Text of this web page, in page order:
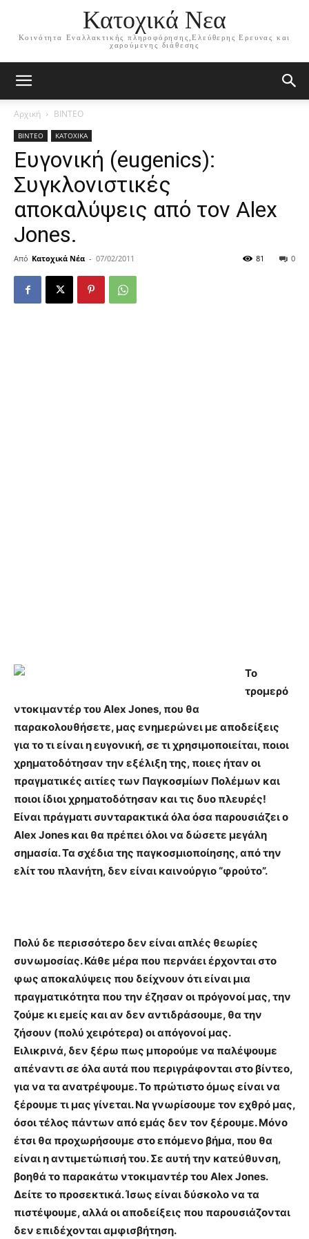
Κατοχικά Νεα
Κοινότητα Εναλλακτικής πληροφόρησης,Ελεύθερης Ερευνας και
χαρούμενης διάθεσης
Αρχική ΒΙΝΤΕΟ
ΒΙΝΤΕΟ ΚΑΤΟΧΙΚΑ
Ευγονική (eugenics):
Συγκλονιστικές
αποκαλύψεις από τον Alex
Jones.
Από Κατοχικά Νέα - 07/02/2011 0
81
Το
τρομερό
ντοκιμαντέρ του Alex Jones, που θα
παρακολουθήσετε, μας ενημερώνει με αποδείξεις
για το τι είναι η ευγονική, σε τι χρησιμοποιείται, ποιοι
χρηματοδότησαν την εξέλιξη της, ποιες ήταν οι
πραγματικές αιτίες των Παγκοσμίων Πολέμων και
ποιοι ίδιοι χρηματοδότησαν και τις δυο πλευρές!
Είναι πράγματι συνταρακτικά όλα όσα παρουσιάζει ο
Alex Jones και θα πρέπει όλοι να δώσετε μεγάλη
σημασία. Τα σχέδια της παγκοσμιοποίησης, από την
ελίτ του πλανήτη, δεν είναι καινούργιο “φρούτο”.
Πολύ δε περισσότερο δεν είναι απλές θεωρίες
συνωμοσίας. Κάθε μέρα που περνάει έρχονται στο
φως αποκαλύψεις που δείχνουν ότι είναι μια
πραγματικότητα που την έζησαν οι πρόγονοί μας, την
ζούμε κι εμείς και αν δεν αντιδράσουμε, θα την
ζήσουν (πολύ χειρότερα) οι απόγονοί μας.
Ειλικρινά, δεν ξέρω πως μπορούμε να παλέψουμε
απέναντι σε όλα αυτά που περιγράφονται στο βίντεο,
για να τα ανατρέψουμε. Το πρώτιστο όμως είναι να
ξέρουμε τι μας γίνεται. Να γνωρίσουμε τον εχθρό μας,
όσοι τέλος πάντων από εμάς δεν τον ξέρουμε. Μόνο
έτσι θα προχωρήσουμε στο επόμενο βήμα, που θα
είναι η αντιμετώπισή του. Σε αυτή την κατεύθυνση,
βοηθά το παρακάτω ντοκιμαντέρ του Alex Jones.
Δείτε το προσεκτικά. Ίσως είναι δύσκολο να τα
πιστέψουμε, αλλά οι αποδείξεις που παρουσιάζονται
δεν επιδέχονται αμφισβήτηση.